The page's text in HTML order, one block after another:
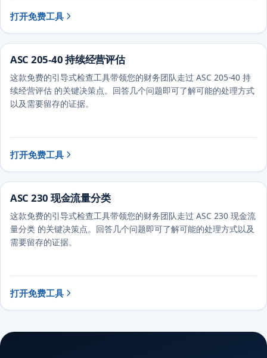
打开免费工具
ASC 205-40 持续经营评估
这款免费的引导式检查工具带领您的财务团队走过 ASC 205-40 持
续经营评估 的关键决策点。回答几个问题即可了解可能的处理方式
以及需要留存的证据。
打开免费工具
ASC 230 现金流量分类
这款免费的引导式检查工具带领您的财务团队走过 ASC 230 现金流
量分类 的关键决策点。回答几个问题即可了解可能的处理方式以及
需要留存的证据。
打开免费工具